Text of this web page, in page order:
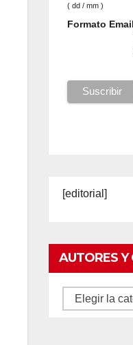
( dd / mm )
Formato Email
[editorial]
AUTORES Y
Autores